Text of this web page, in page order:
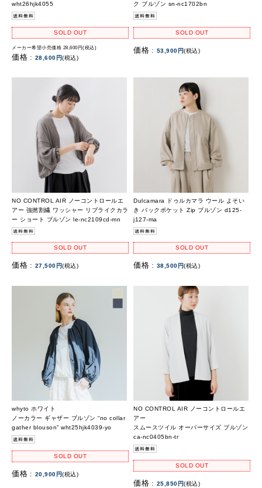
wht26hjk4055
SOLD OUT
メーカー希望小売価格 28,600円(税込)
価格 : 28,600円(税込)
ク ブルゾン sn-nc1702bn
SOLD OUT
価格 : 53,900円(税込)
NO CONTROL AIR ノーコントロールエ
アー 強撚割繊 ワッシャー リブライクカラ
ー ショート ブルゾン le-nc2109cd-mn
SOLD OUT
価格 : 27,500円(税込)
Dulcamara ドゥルカマラ ウール よそい
き バックポケット Zip ブルゾン d125-
j127-ma
SOLD OUT
価格 : 38,500円(税込)
whyto ホワイト
ノーカラー ギャザー ブルゾン “no collar
gather blouson” wht25hjk4039-yo
SOLD OUT
価格 : 20,900円(税込)
NO CONTROL AIR ノーコントロールエ
アー
スムースツイル オーバーサイズ ブルゾン
ca-nc0405bn-tr
SOLD OUT
価格 : 25,850円(税込)